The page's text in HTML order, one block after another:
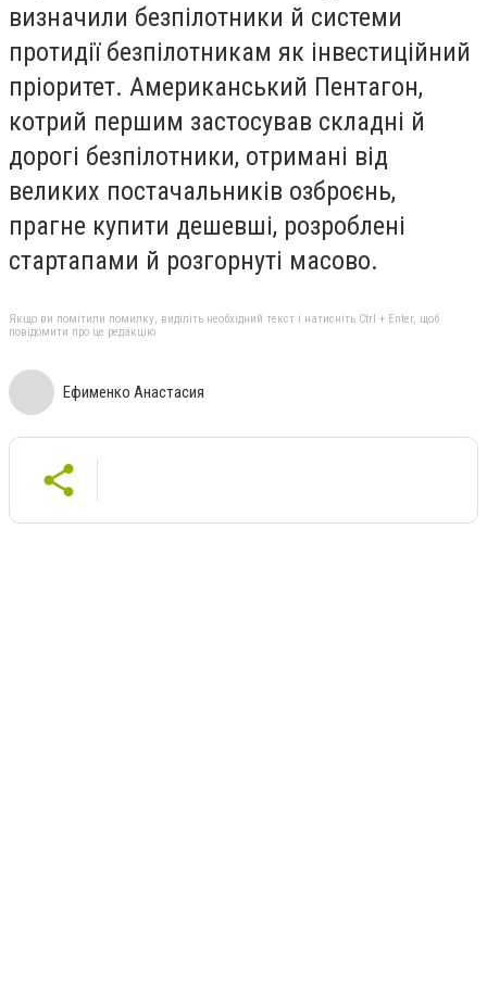
визначили безпілотники й системи
протидії безпілотникам як інвестиційний
пріоритет. Американський Пентагон,
котрий першим застосував складні й
дорогі безпілотники, отримані від
великих постачальників озброєнь,
прагне купити дешевші, розроблені
стартапами й розгорнуті масово.
Якщо ви помітили помилку, виділіть необхідний текст і натисніть Ctrl + Enter, щоб
повідомити про це редакцію
Ефименко Анастасия